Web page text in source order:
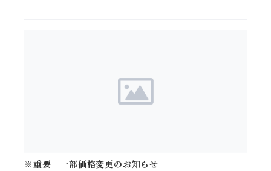
※重要 一部価格変更のお知らせ